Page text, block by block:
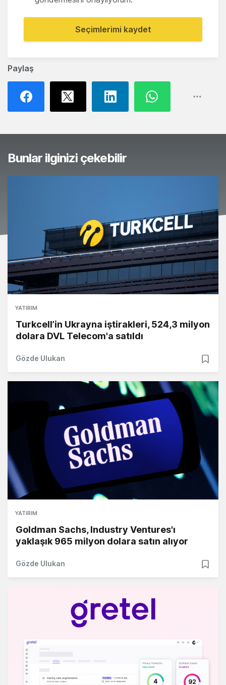
Paylaş
Seçimlerimi kaydet
Bunlar ilginizi çekebilir
YATIRIM
Turkcell’in Ukrayna iştirakleri, 524,3 milyon
dolara DVL Telecom'a satıldı
Gözde Ulukan
YATIRIM
Goldman Sachs, Industry Ventures'ı
yaklaşık 965 milyon dolara satın alıyor
Gözde Ulukan